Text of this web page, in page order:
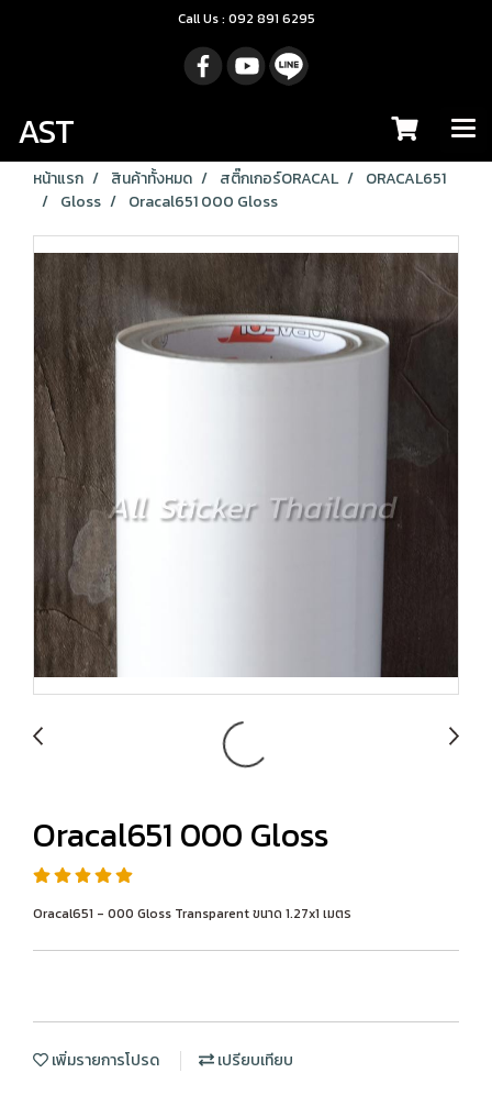
Call Us : 092 891 6295
AST
หน้าแรก สินค้าทั้งหมด สติ๊กเกอร์ORACAL
ORACAL651
Gloss
Oracal651 000 Gloss
Oracal651 000 Gloss
Oracal651 - 000 Gloss Transparent ขนาด 1.27x1 เมตร
เพิ่มรายการโปรด เปรียบเทียบ